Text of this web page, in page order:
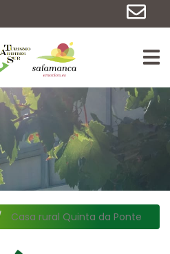
Casa rural Quinta da Ponte